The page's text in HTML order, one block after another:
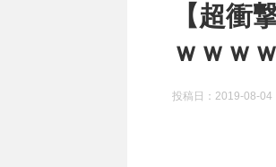
【超衝
ｗｗｗ
投稿日： 2019-08-04